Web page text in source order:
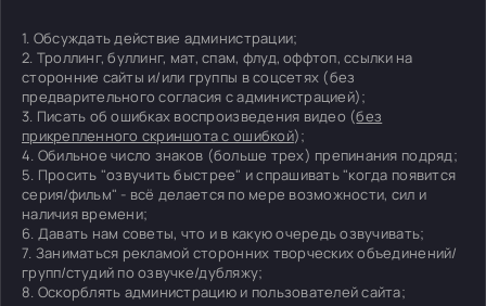
1. Обсуждать действие администрации;
2. Троллинг, буллинг, мат, спам, флуд, оффтоп, ссылки на
сторонние сайты и/или группы в соцсетях (без
предварительного согласия с администрацией);
3. Писать об ошибках воспроизведения видео (без
прикрепленного скриншота с ошибкой);
4. Обильное число знаков (больше трех) препинания подряд;
5. Просить "озвучить быстрее" и спрашивать "когда появится
серия/фильм" - всё делается по мере возможности, сил и
наличия времени;
6. Давать нам советы, что и в какую очередь озвучивать;
7. Заниматься рекламой сторонних творческих объединений/
групп/студий по озвучке/дубляжу;
8. Оскорблять администрацию и пользователей сайта;